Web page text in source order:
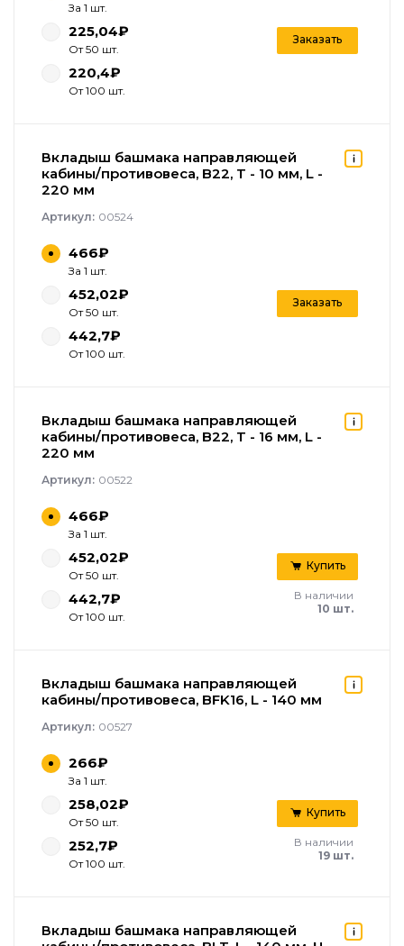
За 1 шт.
225,04₽
От 50 шт.
220,4₽
От 100 шт.
Заказать
Вкладыш башмака направляющей
кабины/противовеса, B22, T - 10 мм, L -
220 мм
Артикул: 00524
466₽
За 1 шт.
452,02₽
От 50 шт.
442,7₽
От 100 шт.
Заказать
Вкладыш башмака направляющей
кабины/противовеса, B22, T - 16 мм, L -
220 мм
Артикул: 00522
В наличии
10 шт.
466₽
За 1 шт.
452,02₽
От 50 шт.
442,7₽
От 100 шт.
Купить
Вкладыш башмака направляющей
кабины/противовеса, BFK16, L - 140 мм
Артикул: 00527
В наличии
19 шт.
266₽
За 1 шт.
258,02₽
От 50 шт.
252,7₽
От 100 шт.
Купить
Вкладыш башмака направляющей